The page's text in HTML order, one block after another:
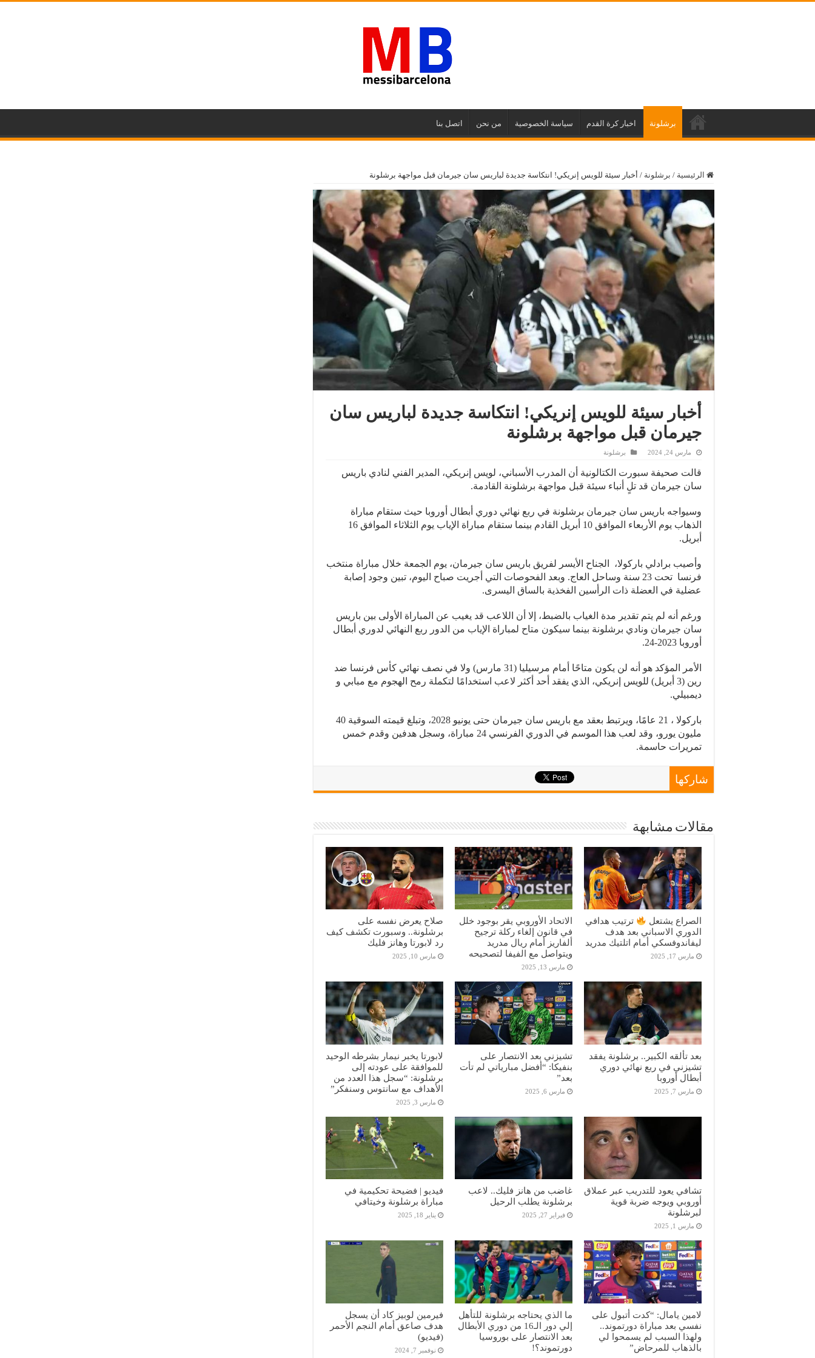
برشلونة اخبار كرة القدم سياسة الخصوصية من نحن اتصل بنا
الرئيسية / برشلونة / أخبار سيئة للويس إنريكي! انتكاسة جديدة لباريس سان جيرمان قبل مواجهة برشلونة
أخبار سيئة للويس إنريكي! انتكاسة جديدة لباريس سان
جيرمان قبل مواجهة برشلونة
مارس 24, 2024 برشلونة
قالت صحيفة سبورت الكتالونية أن المدرب الأسباني، لويس إنريكي، المدير الفني لنادي باريس
سان جيرمان قد تلٍ أنباء سيئة قبل مواجهة برشلونة القادمة.
وسيواجه باريس سان جيرمان برشلونة في ربع نهائي دوري أبطال أوروبا حيث ستقام مباراة
الذهاب يوم الأربعاء الموافق 10 أبريل القادم بينما ستقام مباراة الإياب يوم الثلاثاء الموافق 16
أبريل.
وأصيب برادلي باركولا، الجناح الأيسر لفريق باريس سان جيرمان، يوم الجمعة خلال مباراة منتخب
فرنسا تحت 23 سنة وساحل العاج. وبعد الفحوصات التي أجريت صباح اليوم، تبين وجود إصابة
عضلية في العضلة ذات الرأسين الفخذية بالساق اليسرى.
ورغم أنه لم يتم تقدير مدة الغياب بالضبط، إلا أن اللاعب قد يغيب عن المباراة الأولى بين باريس
سان جيرمان ونادي برشلونة بينما سيكون متاح لمباراة الإياب من الدور ربع النهائي لدوري أبطال
أوروبا 2023-24.
الأمر المؤكد هو أنه لن يكون متاحًا أمام مرسيليا (31 مارس) ولا في نصف نهائي كأس فرنسا ضد
رين (3 أبريل) للويس إنريكي، الذي يفقد أحد أكثر لاعب استخدامًا لتكملة رمح الهجوم مع مبابي و
ديمبيلي.
باركولا ، 21 عامًا، ويرتبط بعقد مع باريس سان جيرمان حتى يونيو 2028، وتبلغ قيمته السوقية 40
مليون يورو، وقد لعب هذا الموسم في الدوري الفرنسي 24 مباراة، وسجل هدفين وقدم خمس
تمريرات حاسمة.
شاركها
مقالات مشابهة
الصراع يشتعل
ترتيب هدافي
الدوري الاسباني بعد هدف
ليفاندوفسكي أمام اتلتيك مدريد
مارس 17, 2025
الاتحاد الأوروبي يقر بوجود خلل
في قانون إلغاء ركلة ترجيح
ألفاريز أمام ريال مدريد
ويتواصل مع الفيفا لتصحيحه
مارس 13, 2025
صلاح يعرض نفسه على
برشلونة.. وسبورت تكشف كيف
رد لابورتا وهانز فليك
مارس 10, 2025
بعد تألقه الكبير.. برشلونة يفقد
تشيزني في ربع نهائي دوري
أبطال أوروبا
مارس 7, 2025
تشيزني بعد الانتصار على
بنفيكا: “أفضل مبارياتي لم تأت
بعد”
مارس 6, 2025
لابورتا يخبر نيمار بشرطه الوحيد
للموافقة على عودته إلى
برشلونة: “سجل هذا العدد من
الأهداف مع سانتوس وسنفكر”
مارس 3, 2025
تشافي يعود للتدريب عبر عملاق
أوروبي ويوجه ضربة قوية
لبرشلونة
مارس 1, 2025
غاضب من هانز فليك.. لاعب
برشلونة يطلب الرحيل
فبراير 27, 2025
فيديو | فضيحة تحكيمية في
مباراة برشلونة وخيتافي
يناير 18, 2025
لامين يامال: “كدت أتبول على
نفسي بعد مباراة دورتموند..
ولهذا السبب لم يسمحوا لي
بالذهاب للمرحاض”
ما الذي يحتاجه برشلونة للتأهل
إلي دور الـ16 من دوري الأبطال
بعد الانتصار على بوروسيا
دورتموند؟!
فيرمين لوبيز كاد أن يسجل
هدف صاعق أمام النجم الأحمر
(فيديو)
نوفمبر 7, 2024